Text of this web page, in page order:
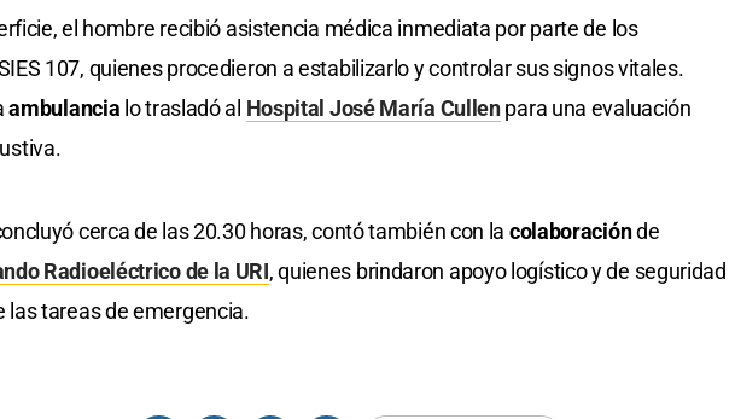
el hombre recibió asistencia médica inmediata por parte de los
107, quienes procedieron a estabilizarlo y controlar sus signos vitales.
ambulancia lo trasladó al Hospital José María Cullenpara una evaluación
cerca de las 20.30 horas, contó también con la colaboraciónde
Radioeléctrico de la URI, quienes brindaron apoyo logístico y de seguridad
las tareas de emergencia.